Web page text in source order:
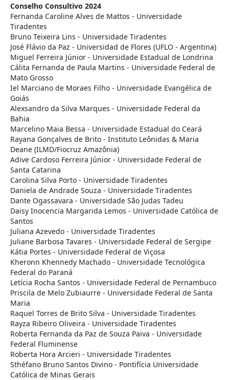
Conselho Consultivo 2024
Fernanda Caroline Alves de Mattos - Universidade
Tiradentes
Bruno Teixeira Lins - Universidade Tiradentes
José Flávio da Paz - Universidad de Flores (UFLO - Argentina)
Miguel Ferreira Júnior - Universidade Estadual de Londrina
Cálita Fernanda de Paula Martins - Universidade Federal de
Mato Grosso
Iel Marciano de Moraes Filho - Universidade Evangélica de
Goiás
Alexsandro da Silva Marques - Universidade Federal da
Bahia
Marcelino Maia Bessa - Universidade Estadual do Ceará
Rayana Gonçalves de Brito - Instituto Leônidas & Maria
Deane (ILMD/Fiocruz Amazônia)
Adive Cardoso Ferreira Júnior - Universidade Federal de
Santa Catarina
Carolina Silva Porto - Universidade Tiradentes
Daniela de Andrade Souza - Universidade Tiradentes
Dante Ogassavara - Universidade São Judas Tadeu
Daisy Inocencia Margarida Lemos - Universidade Católica de
Santos
Juliana Azevedo - Universidade Tiradentes
Juliane Barbosa Tavares - Universidade Federal de Sergipe
Kátia Portes - Universidade Federal de Viçosa
Kheronn Khennedy Machado - Universidade Tecnológica
Federal do Paraná
Letícia Rocha Santos - Universidade Federal de Pernambuco
Priscila de Melo Zubiaurre - Universidade Federal de Santa
Maria
Raquel Torres de Brito Silva - Universidade Tiradentes
Rayza Ribeiro Oliveira - Universidade Tiradentes
Roberta Fernanda da Paz de Souza Paiva - Universidade
Federal Fluminense
Roberta Hora Arcieri - Universidade Tiradentes
Sthéfano Bruno Santos Divino - Pontifícia Universidade
Católica de Minas Gerais